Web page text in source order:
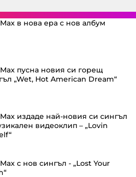
в нова ера с нов албум
пусна новия си горещ
„Wet, Hot American Dream“
издаде най-новия си сингъл
видеоклип – „Lovin
с нов сингъл - „Lost Your